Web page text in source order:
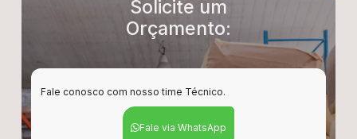
Solicite um
Orçamento:
Fale conosco com nosso time Técnico.
Fale via WhatsApp